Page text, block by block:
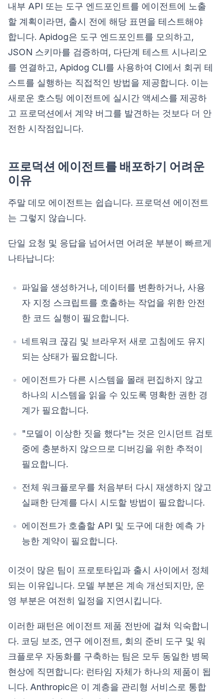
내부 API 또는 도구 엔드포인트를 에이전트에 노출
할 계획이라면, 출시 전에 해당 표면을 테스트해야
합니다. Apidog은 도구 엔드포인트를 모의하고,
JSON 스키마를 검증하며, 다단계 테스트 시나리오
를 연결하고, Apidog CLI를 사용하여 CI에서 회귀 테
스트를 실행하는 직접적인 방법을 제공합니다. 이는
새로운 호스팅 에이전트에 실시간 액세스를 제공하
고 프로덕션에서 계약 버그를 발견하는 것보다 더 안
전한 시작점입니다.
프로덕션 에이전트를 배포하기 어려운
이유
주말 데모 에이전트는 쉽습니다. 프로덕션 에이전트
는 그렇지 않습니다.
단일 요청 및 응답을 넘어서면 어려운 부분이 빠르게
나타납니다:
파일을 생성하거나, 데이터를 변환하거나, 사용
자 지정 스크립트를 호출하는 작업을 위한 안전
한 코드 실행이 필요합니다.
네트워크 끊김 및 브라우저 새로 고침에도 유지
되는 상태가 필요합니다.
에이전트가 다른 시스템을 몰래 편집하지 않고
하나의 시스템을 읽을 수 있도록 명확한 권한 경
계가 필요합니다.
"모델이 이상한 짓을 했다"는 것은 인시던트 검토
중에 충분하지 않으므로 디버깅을 위한 추적이
필요합니다.
전체 워크플로우를 처음부터 다시 재생하지 않고
실패한 단계를 다시 시도할 방법이 필요합니다.
에이전트가 호출할 API 및 도구에 대한 예측 가
능한 계약이 필요합니다.
이것이 많은 팀이 프로토타입과 출시 사이에서 정체
되는 이유입니다. 모델 부분은 계속 개선되지만, 운
영 부분은 여전히 일정을 지연시킵니다.
이러한 패턴은 에이전트 제품 전반에 걸쳐 익숙합니
다. 코딩 보조, 연구 에이전트, 회의 준비 도구 및 워
크플로우 자동화를 구축하는 팀은 모두 동일한 병목
현상에 직면합니다: 런타임 자체가 하나의 제품이 됩
니다. Anthropic은 이 계층을 관리형 서비스로 통합